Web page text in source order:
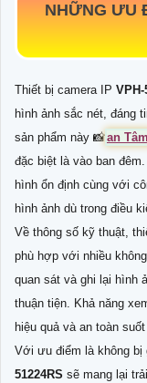
NHỮNG ƯU
Thiết bị camera IP VPH-
hình ảnh sắc nét, đáng
sản phẩm này 📸an Tâm
đặc biệt là vào ban
hình ổn định cùng với
hình ảnh dù trong điều
Về thông số kỹ thuật,
phù hợp với nhiều
quan sát và ghi lại hình
thuận tiện. Khả năng
hiệu quả và an toàn
Với ưu điểm là không bị
51224RS sẽ mang lại